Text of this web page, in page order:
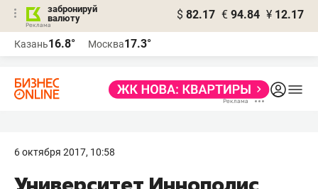
забронируй
валюту
$ 82.17 € 94.84 ¥ 12.17
Казань16.8° Москва17.3°
6 октября 2017, 10:58